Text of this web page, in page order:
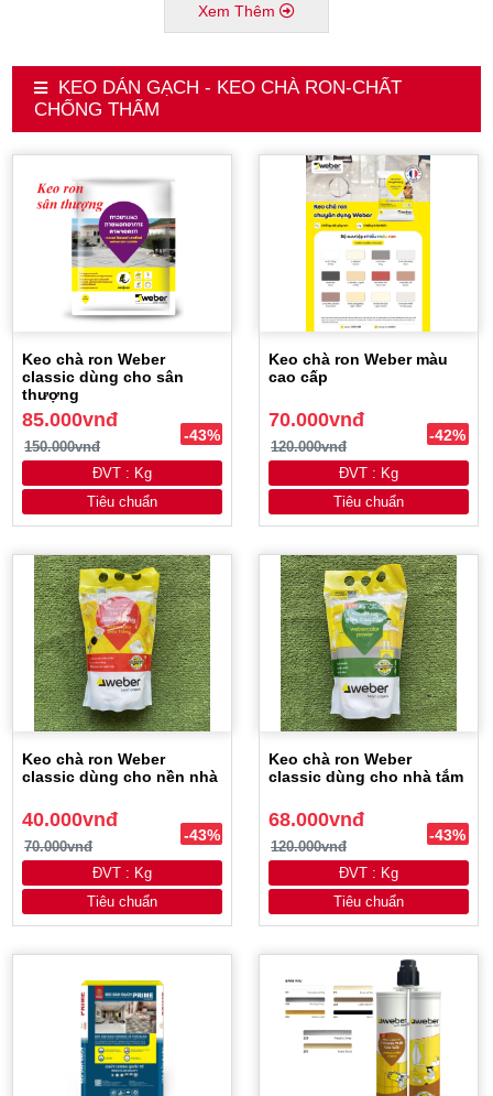
Xem Thêm
KEO DÁN GẠCH - KEO CHÀ RON-CHẤT
CHỐNG THẤM
Keo chà ron Weber
classic dùng cho sân
thượng
85.000vnđ
150.000vnđ
-43%
ĐVT : Kg
Tiêu chuẩn
Keo chà ron Weber màu
cao cấp
70.000vnđ
120.000vnđ
-42%
ĐVT : Kg
Tiêu chuẩn
Keo chà ron Weber
classic dùng cho nền nhà
40.000vnđ
70.000vnđ
-43%
ĐVT : Kg
Tiêu chuẩn
Keo chà ron Weber
classic dùng cho nhà tắm
68.000vnđ
120.000vnđ
-43%
ĐVT : Kg
Tiêu chuẩn